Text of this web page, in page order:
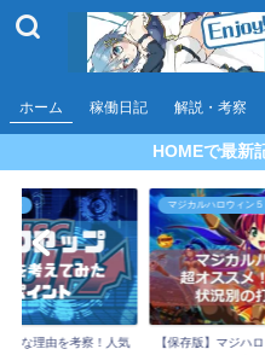
ホーム 稼働日記 解説・考察
HOMEで最新
気な理由を考察！人気
マジカルハロウィン５
【保存版】マジハ